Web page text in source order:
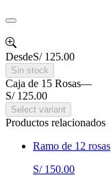
DesdeS/ 125.00
Sin stock
Caja de 15 Rosas—
S/ 125.00
Select variant
Productos relacionados
Ramo de 12 rosas
S/ 150.00